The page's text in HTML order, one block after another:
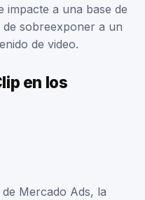
impacte a una base de
sobreexponer a un
de video.
en los
Mercado Ads, la